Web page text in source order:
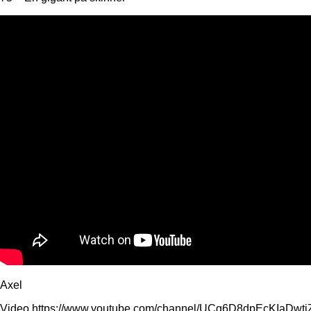
Axel
Video https://www.youtube.com/channel/